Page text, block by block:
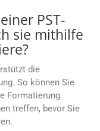
PST-
sie mithilfe
die
So können Sie
Formatierung
treffen, bevor Sie